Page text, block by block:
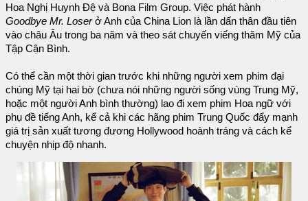
Hoa Nghị Huynh Đệ và Bona Film Group. Việc phát hành
Goodbye Mr. Loserở Anh của China Lion là lần dấn thân đầu tiên
vào châu Âu trong ba năm và theo sát chuyến viếng thăm Mỹ của
Tập Cận Bình.
Có thể cần một thời gian trước khi những người xem phim đại
chúng Mỹ tại hai bờ (chưa nói những người sống vùng Trung Mỹ,
hoặc một người Anh bình thường) lao đi xem phim Hoa ngữ với
phụ đề tiếng Anh, kể cả khi các hãng phim Trung Quốc đẩy mạnh
giá trị sản xuất tương đương Hollywood hoành tráng và cách kể
chuyện nhịp độ nhanh.